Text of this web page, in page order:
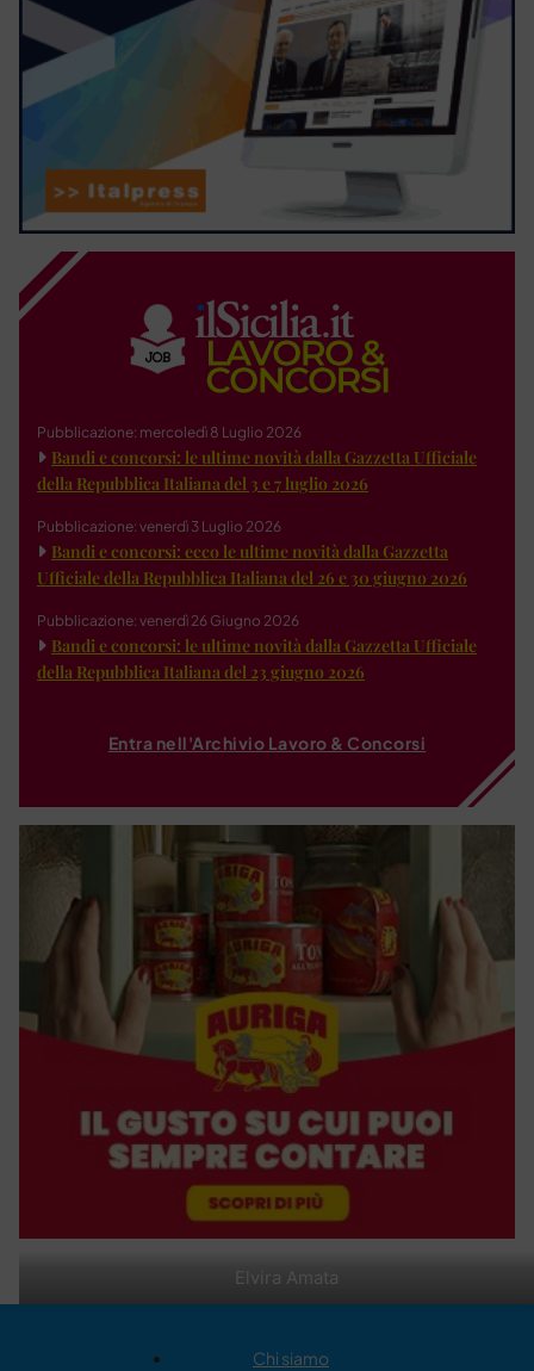
Elvira Amata
Pubblicazione: mercoledì 8 Luglio 2026
Bandi e concorsi: le ultime novità dalla Gazzetta Ufficiale
della Repubblica Italiana del 3 e 7 luglio 2026
Pubblicazione: venerdì 3 Luglio 2026
Bandi e concorsi: ecco le ultime novità dalla Gazzetta
Ufficiale della Repubblica Italiana del 26 e 30 giugno 2026
Pubblicazione: venerdì 26 Giugno 2026
Bandi e concorsi: le ultime novità dalla Gazzetta Ufficiale
della Repubblica Italiana del 23 giugno 2026
Entra nell'Archivio Lavoro & Concorsi
Chi siamo